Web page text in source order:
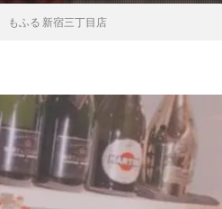
もふる 新宿三丁目店